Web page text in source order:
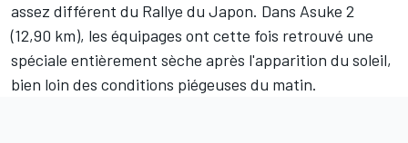
assez différent du Rallye du Japon. Dans Asuke 2
(12,90 km), les équipages ont cette fois retrouvé une
spéciale entièrement sèche après l'apparition du soleil,
bien loin des conditions piégeuses du matin.